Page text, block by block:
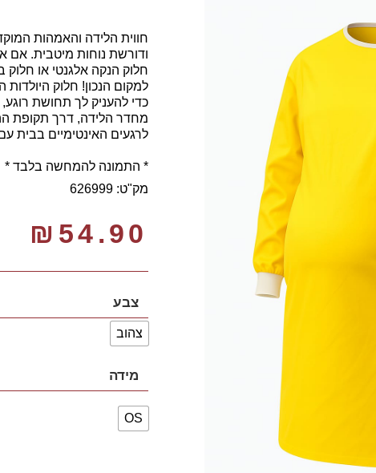
חווית הלידה והאמהות
ודורשת נוחות מיטבית. אם
חלוק הנקה אלגנטי או חלוק
למקום הנכון! חלוק היולדות
כדי להעניק לך תחושת
מחדר הלידה, דרך תקופת
לרגעים האינטימיים בבית
* התמונה להמחשה בלבד *
מק"ט: 626999
₪ 54.90
צבע
צהוב
מידה
OS